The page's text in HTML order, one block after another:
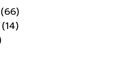
(66)
(14)